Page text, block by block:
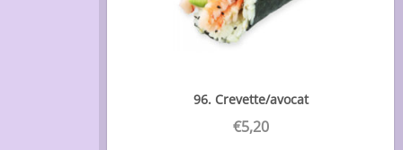
96. Crevette/avocat
€5,20